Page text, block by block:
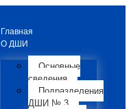
Главная
О ДШИ
Основные
сведения
Подразделения
ДШИ № 3